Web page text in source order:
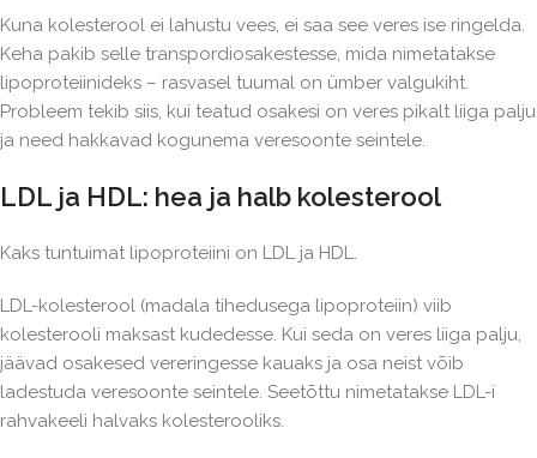
Kuna kolesterool ei lahustu vees, ei saa see veres ise ringelda.
Keha pakib selle transpordiosakestesse, mida nimetatakse
lipoproteiinideks – rasvasel tuumal on ümber valgukiht.
Probleem tekib siis, kui teatud osakesi on veres pikalt liiga palju
ja need hakkavad kogunema veresoonte seintele.
LDL ja HDL: hea ja halb kolesterool
Kaks tuntuimat lipoproteiini on LDL ja HDL.
LDL-kolesterool (madala tihedusega lipoproteiin) viib
kolesterooli maksast kudedesse. Kui seda on veres liiga palju,
jäävad osakesed vereringesse kauaks ja osa neist võib
ladestuda veresoonte seintele. Seetõttu nimetatakse LDL-i
rahvakeeli halvaks kolesterooliks.